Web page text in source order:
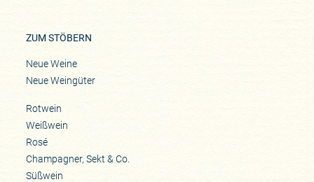
ZUM STÖBERN
Neue Weine
Neue Weingüter
Rotwein
Weißwein
Rosé
Champagner, Sekt & Co.
Süßwein